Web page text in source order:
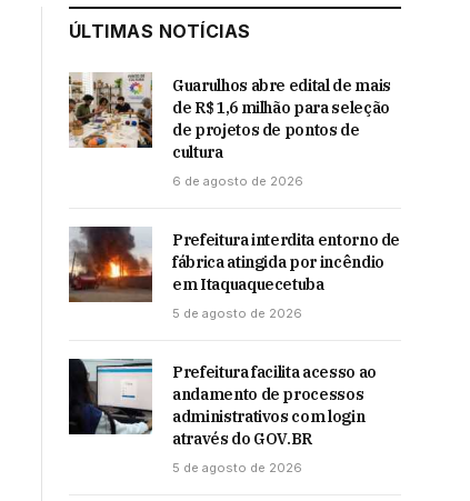
ÚLTIMAS NOTÍCIAS
Guarulhos abre edital de mais
de R$ 1,6 milhão para seleção
de projetos de pontos de
cultura
6 de agosto de 2026
Prefeitura interdita entorno de
fábrica atingida por incêndio
em Itaquaquecetuba
5 de agosto de 2026
Prefeitura facilita acesso ao
andamento de processos
administrativos com login
através do GOV.BR
5 de agosto de 2026